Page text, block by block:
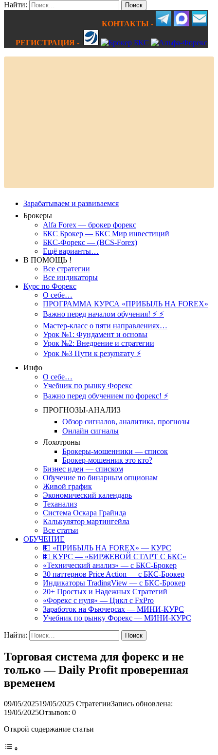
Найти:
КОНТАКТЫ -
РЕГИСТРАЦИЯ -
Зарабатываем и развиваемся
Брокеры
Alfa Forex — брокер форекс
БКС Брокер — БКС Мир инвестиций
БКС-Форекс — (BCS-Forex)
Ещё варианты…
В ПОМОЩЬ !
Все стратегии
Все индикаторы
Курс по Форекс
О себе…
ПРОГРАММА КУРСА «ПРИБЫЛЬ НА FOREX»
Важно перед началом обучения! ⚡ ⚡
Мастер-класс о пяти направлениях…
Урок №1: Фундамент и основы
Урок №2: Внедрение и стратегии
Урок №3 Пути к результату ⚡️
Инфо
О себе…
Учебник по рынку Форекс
Важно перед обучением по форекс! ⚡
ПРОГНОЗЫ-АНАЛИЗ
Обзор сигналов, аналитика, прогнозы
Онлайн сигналы
Лохотроны
Брокеры-мошенники — список
Брокер-мошенник это кто?
Бизнес идеи — списком
Обучение по бинарным опционам
Живой график
Экономический календарь
Теханализ
Система Оскара Грайнда
Калькулятор мартингейла
Все статьи
ОБУЧЕНИЕ
💵 «ПРИБЫЛЬ НА FOREX» — КУРС
💵 КУРС — «БИРЖЕВОЙ СТАРТ С БКС»
«Технический анализ» — с БКС-Брокер
30 паттернов Price Action — с БКС-Брокер
Индикаторы TradingView — с БКС-Брокер
20+ Простых и Надежных Стратегий
«Форекс с нуля» — Цикл с FxPro
Заработок на Фьючерсах — МИНИ-КУРС
Учебник по рынку Форекс — МИНИ-КУРС
Найти:
Торговая система для форекс и не
только — Daily Profit проверенная
временем
09/05/202519/05/2025 СтратегииЗапись обновлена:
19/05/2025Отзывов: 0
Открой содержание статьи